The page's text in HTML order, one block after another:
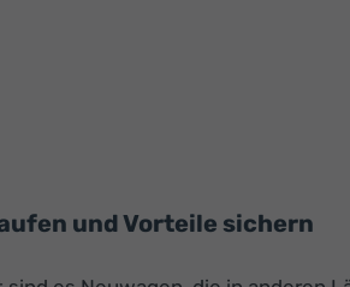
und Vorteile sichern